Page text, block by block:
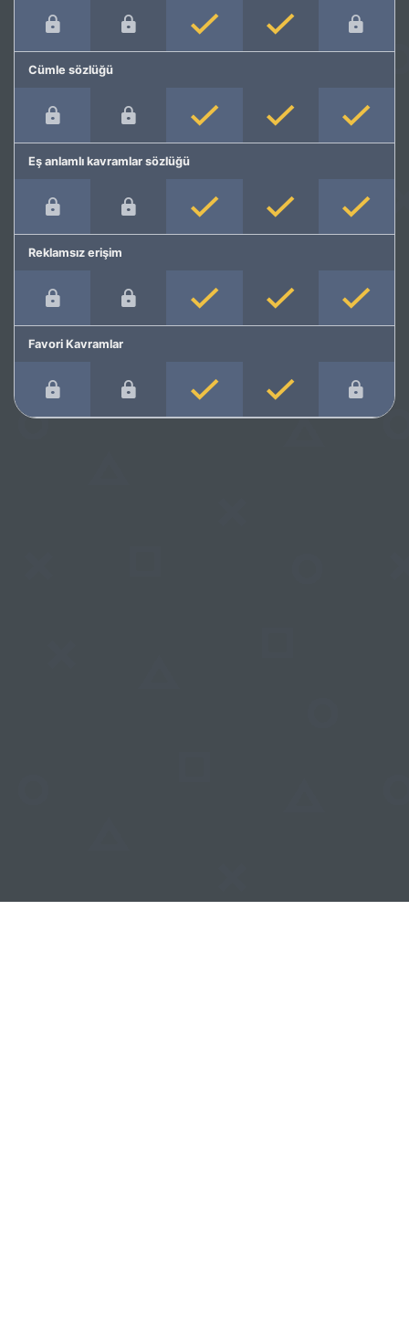
Cümle sözlüğü
Eş anlamlı kavramlar sözlüğü
Reklamsız erişim
Favori Kavramlar